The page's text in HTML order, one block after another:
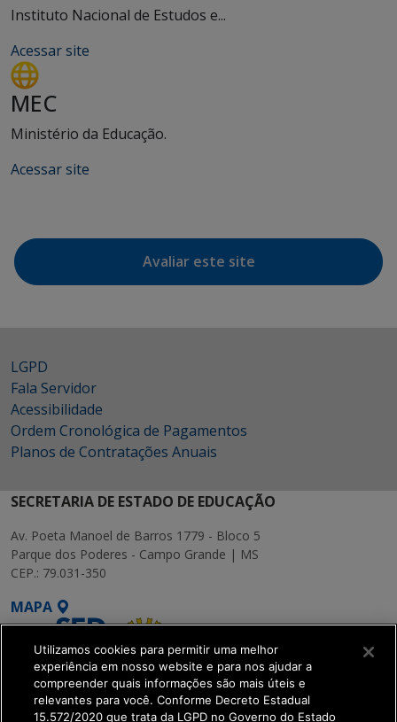
Instituto Nacional de Estudos e...
Acessar site
MEC
Ministério da Educação.
Acessar site
Avaliar este site
LGPD
Fala Servidor
Acessibilidade
Ordem Cronológica de Pagamentos
Planos de Contratações Anuais
SECRETARIA DE ESTADO DE EDUCAÇÃO
Av. Poeta Manoel de Barros 1779 - Bloco 5
Parque dos Poderes - Campo Grande | MS
CEP.: 79.031-350
MAPA
Utilizamos cookies para permitir uma melhor
experiência em nosso website e para nos ajudar a
compreender quais informações são mais úteis e
relevantes para você. Conforme Decreto Estadual
15.572/2020 que trata da LGPD no Governo do Estado